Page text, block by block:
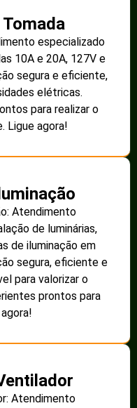
especializado
10A e 20A, 127V e
segura e eficiente,
elétricas.
para realizar o
Ligue agora!
Atendimento
de luminárias,
de iluminação em
segura, eficiente e
para valorizar o
prontos para
Atendimento